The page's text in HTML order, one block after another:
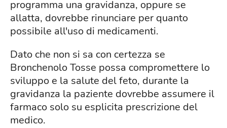
programma una gravidanza, oppure se
allatta, dovrebbe rinunciare per quanto
possibile all'uso di medicamenti.
Dato che non si sa con certezza se
Bronchenolo Tosse possa compromettere lo
sviluppo e la salute del feto, durante la
gravidanza la paziente dovrebbe assumere il
farmaco solo su esplicita prescrizione del
medico.